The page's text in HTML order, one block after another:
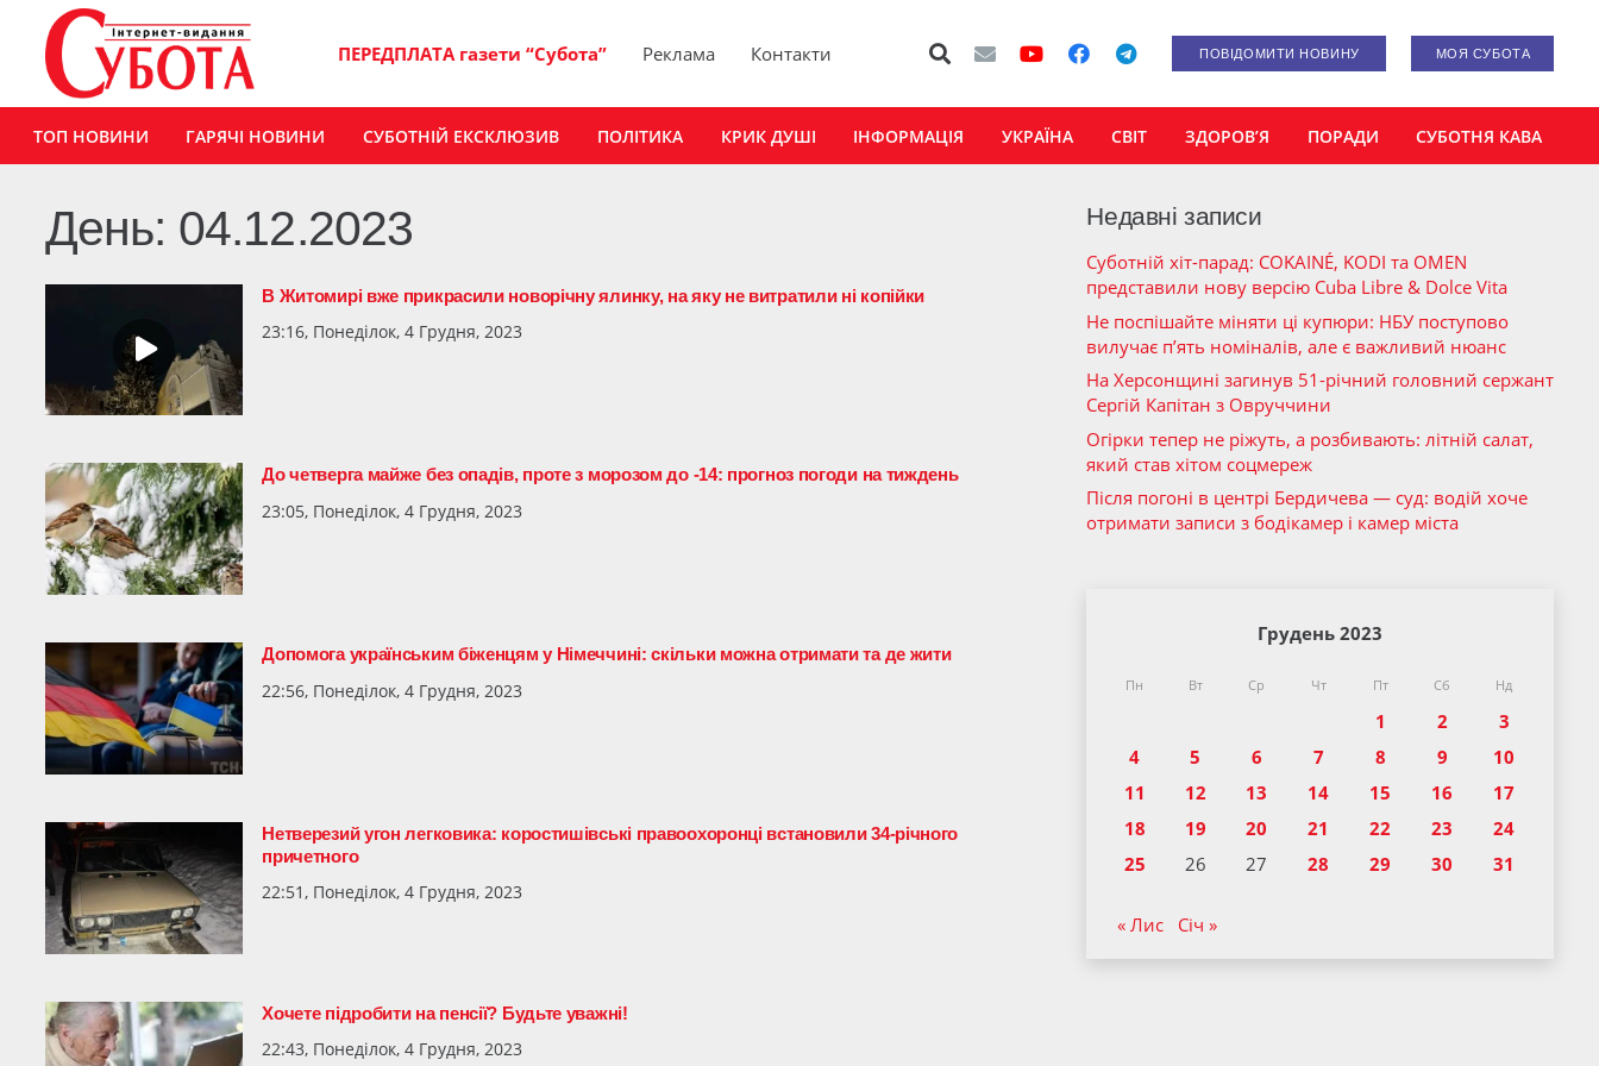
ПЕРЕДПЛАТА газети “Субота” Реклама Контакти ПОВІДОМИТИ НОВИНУ МОЯ СУБОТА
ТОП НОВИНИ ГАРЯЧІ НОВИНИ СУБОТНІЙ ЕКСКЛЮЗИВ ПОЛІТИКА КРИК ДУШІ ІНФОРМАЦІЯ УКРАЇНА СВІТ ЗДОРОВ’Я ПОРАДИ СУБОТНЯ КАВА
День: 04.12.2023
В Житомирі вже прикрасили новорічну ялинку, на яку не витратили ні копійки
23:16, Понеділок, 4 Грудня, 2023
До четверга майже без опадів, проте з морозом до -14: прогноз погоди на тиждень
23:05, Понеділок, 4 Грудня, 2023
Допомога українським біженцям у Німеччині: скільки можна отримати та де жити
22:56, Понеділок, 4 Грудня, 2023
Нетверезий угон легковика: коростишівські правоохоронці встановили 34-річного
причетного
22:51, Понеділок, 4 Грудня, 2023
Хочете підробити на пенсії? Будьте уважні!
22:43, Понеділок, 4 Грудня, 2023
Недавні записи
Суботній хіт-парад: COKAINÉ, KODI та OMEN
представили нову версію Cuba Libre & Dolce Vita
Не поспішайте міняти ці купюри: НБУ поступово
вилучає п’ять номіналів, але є важливий нюанс
На Херсонщині загинув 51-річний головний сержант
Сергій Капітан з Овруччини
Огірки тепер не ріжуть, а розбивають: літній салат,
який став хітом соцмереж
Після погоні в центрі Бердичева — суд: водій хоче
отримати записи з бодікамер і камер міста
Грудень 2023
Пн Вт Ср Чт Пт Сб Нд
1 2
3
4
5 6 7 8 9
10
11
12 13 14 15 16
17
18
19 20 21 22 23
24
25
26 27 28 29 30 31
« Лис Січ »